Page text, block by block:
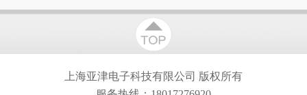
上海亚津电子科技有限公司 版权所有